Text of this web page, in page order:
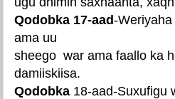
Qodobka 17-aad-
ama uu
sheego war ama faallo ka
damiiskiisa.
Qodobka 18-aad-Suxufigu